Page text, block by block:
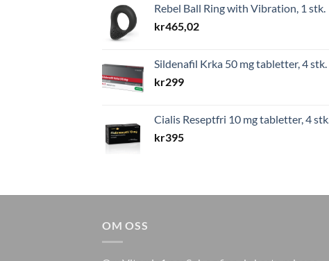
Rebel Ball Ring with Vibration, 1 stk.
kr465,02
Sildenafil Krka 50 mg tabletter, 4 stk.
kr299
Cialis Reseptfri 10 mg tabletter, 4 stk.
kr395
OM OSS